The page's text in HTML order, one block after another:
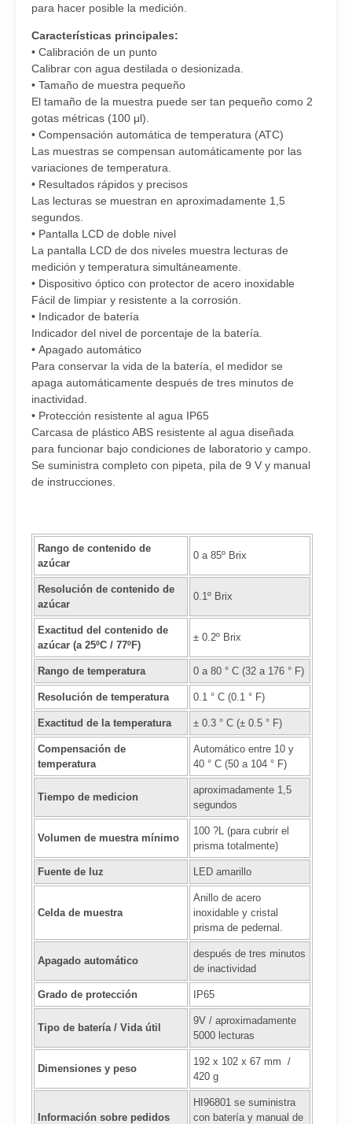
para hacer posible la medición.
Características principales:
• Calibración de un punto
Calibrar con agua destilada o desionizada.
• Tamaño de muestra pequeño
El tamaño de la muestra puede ser tan pequeño como 2
gotas métricas (100 μl).
• Compensación automática de temperatura (ATC)
Las muestras se compensan automáticamente por las
variaciones de temperatura.
• Resultados rápidos y precisos
Las lecturas se muestran en aproximadamente 1,5
segundos.
• Pantalla LCD de doble nivel
La pantalla LCD de dos niveles muestra lecturas de
medición y temperatura simultáneamente.
• Dispositivo óptico con protector de acero inoxidable
Fácil de limpiar y resistente a la corrosión.
• Indicador de batería
Indicador del nivel de porcentaje de la batería.
• Apagado automático
Para conservar la vida de la batería, el medidor se
apaga automáticamente después de tres minutos de
inactividad.
• Protección resistente al agua IP65
Carcasa de plástico ABS resistente al agua diseñada
para funcionar bajo condiciones de laboratorio y campo.
Se suministra completo con pipeta, pila de 9 V y manual
de instrucciones.
Rango de contenido de
azúcar
0 a 85º Brix
Resolución de contenido de
azúcar
0.1º Brix
Exactitud del contenido de
azúcar (a 25ºC / 77ºF)
± 0.2º Brix
Rango de temperatura 0 a 80 ° C (32 a 176 ° F)
Resolución de temperatura 0.1 ° C (0.1 ° F)
Exactitud de la temperatura ± 0.3 ° C (± 0.5 ° F)
Compensación de
temperatura
Automático entre 10 y
40 ° C (50 a 104 ° F)
Tiempo de medicion
aproximadamente 1,5
segundos
Volumen de muestra mínimo
100 ?L (para cubrir el
prisma totalmente)
Fuente de luz LED amarillo
Celda de muestra
Anillo de acero
inoxidable y cristal
prisma de pedernal.
Apagado automático
después de tres minutos
de inactividad
Grado de protección IP65
Tipo de batería / Vida útil
9V / aproximadamente
5000 lecturas
Dimensiones y peso
192 x 102 x 67 mm /
420 g
Información sobre pedidos
HI96801 se suministra
con batería y manual de